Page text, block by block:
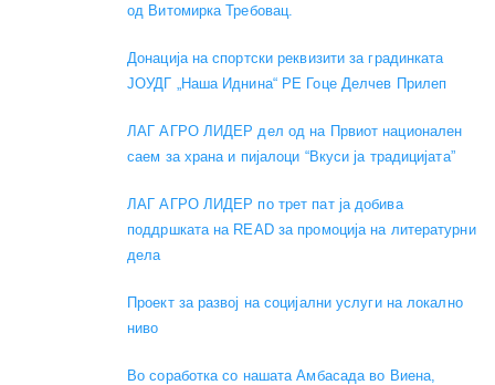
од Витомирка Требовац.
Донација на спортски реквизити за градинката
ЈОУДГ „Наша Иднина“ РЕ Гоце Делчев Прилеп
ЛАГ АГРО ЛИДЕР дел од на Првиот национален
саем за храна и пијалоци “Вкуси ја традицијата”
ЛАГ АГРО ЛИДЕР по трет пат ја добива
поддршката на READ за промоција на литературни
дела
Проект за развој на социјални услуги на локално
ниво
Во соработка со нашата Амбасада во Виена,